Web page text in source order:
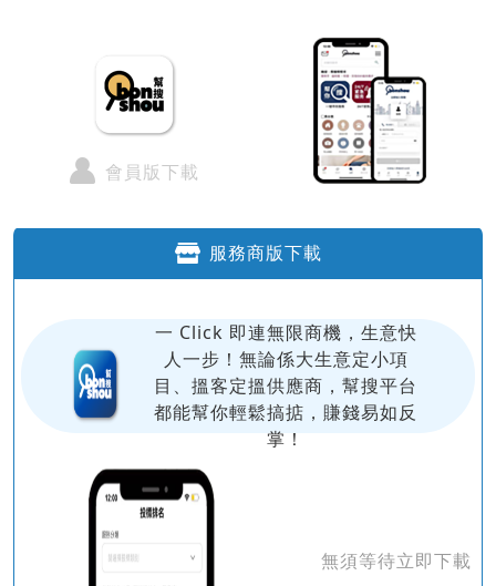
會員版下載
服務商版下載
一 Click 即連無限商機，生意快
人一步！無論係大生意定小項
目、搵客定搵供應商，幫搜平台
都能幫你輕鬆搞掂，賺錢易如反
掌！
無須等待立即下載